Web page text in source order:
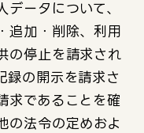
ータについて、
追加・削除、利用
の停止を請求され
録の開示を請求さ
求であることを確
の法令の定めおよ